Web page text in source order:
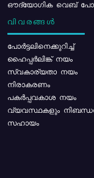
ഔദ്യോഗിക വെബ്
വിവരങ്ങൾ
പോര്‍ട്ടലിനെക്കുറിച്ച്
ഹൈപ്പർലിങ്ക് നയം
സ്വകാര്യതാ നയം
നിരാകരണം
പകർപ്പവകാശ നയം
വ്യവസ്ഥകളും
സഹായം